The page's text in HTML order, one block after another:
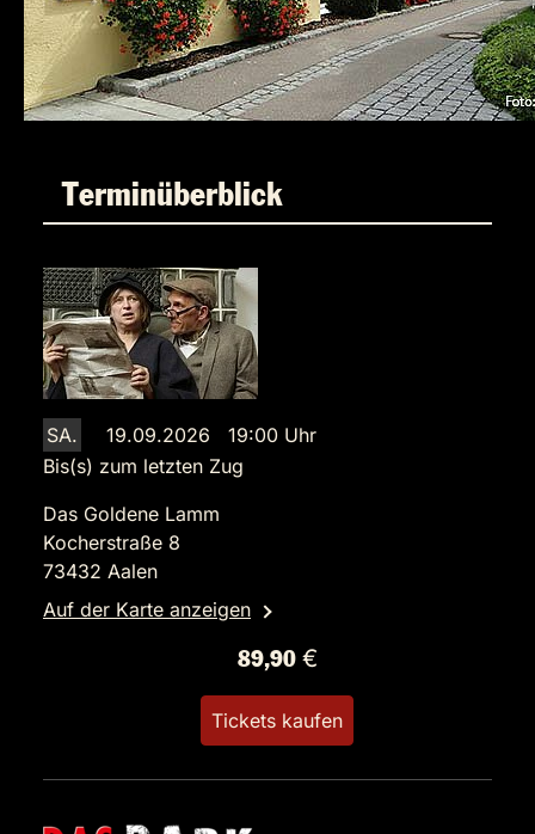
Terminüberblick
SA.
19.09.2026 19:00 Uhr
Bis(s) zum letzten Zug
Das Goldene Lamm
Kocherstraße 8
73432 Aalen
Auf der Karte anzeigen
89,90 €
Tickets kaufen